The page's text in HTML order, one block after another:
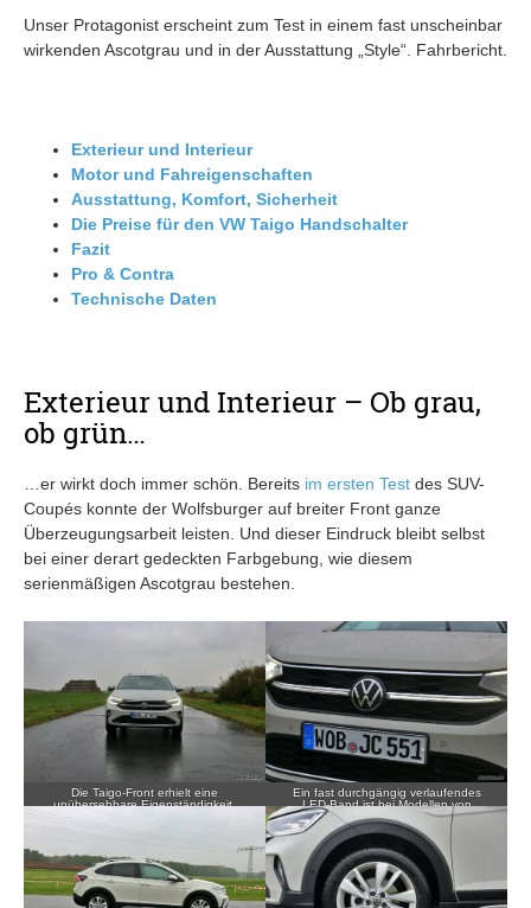
Unser Protagonist erscheint zum Test in einem fast unscheinbar
wirkenden Ascotgrau und in der Ausstattung „Style“. Fahrbericht.
Exterieur und Interieur
Motor und Fahreigenschaften
Ausstattung, Komfort, Sicherheit
Die Preise für den VW Taigo Handschalter
Fazit
Pro & Contra
Technische Daten
Exterieur und Interieur – Ob grau,
ob grün…
…er wirkt doch immer schön. Bereits im ersten Test des SUV-
Coupés konnte der Wolfsburger auf breiter Front ganze
Überzeugungsarbeit leisten. Und dieser Eindruck bleibt selbst
bei einer derart gedeckten Farbgebung, wie diesem
serienmäßigen Ascotgrau bestehen.
Die Taigo-Front erhielt eine
unübersehbare Eigenständigkeit.
Ein fast durchgängig verlaufendes
LED-Band ist bei Modellen von
Volkswagen mittlerweile verbreitet zu
finden.